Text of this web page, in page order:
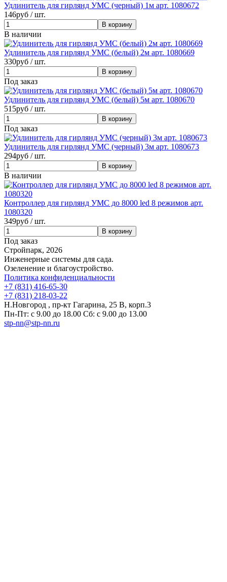
Удлинитель для гирлянд УМС (черный) 1м арт. 1080672
146руб / шт.
В наличии
Удлинитель для гирлянд УМС (белый) 2м арт. 1080669
330руб / шт.
Под заказ
Удлинитель для гирлянд УМС (белый) 5м арт. 1080670
515руб / шт.
Под заказ
Удлинитель для гирлянд УМС (черный) 3м арт. 1080673
294руб / шт.
В наличии
Контроллер для гирлянд УМС до 8000 led 8 режимов арт.
1080320
349руб / шт.
Под заказ
Стройпарк, 2026
Инженерные системы для сада.
Озеленение и благоустройство.
Политика конфиденциальности
+7 (831) 416-65-30
+7 (831) 218-03-22
Н.Новгород , пр-кт Гагарина, 25 В, корп.3
Пн-Пт: с 9.00 до 18.00 Сб: с 9.00 до 13.00
stp-nn@stp-nn.ru